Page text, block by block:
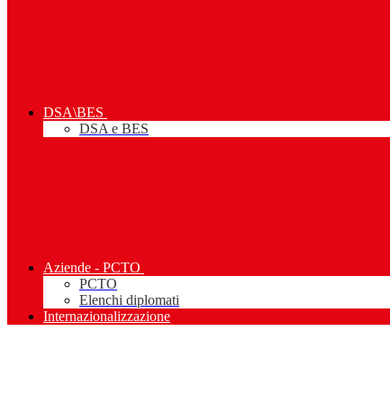
DSA\BES
DSA e BES
Aziende - PCTO
PCTO
Elenchi diplomati
Internazionalizzazione